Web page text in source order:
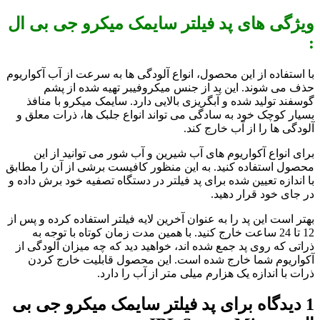
ویژگی های پد فیلتر سایمک میکرو جی بی ال
:
با استفاده از این محصول، انواع آلودگی ها به سرعت از آب آکواریوم
حذف می شوند. این پد از جنس میکروفیبر تهیه شده از پشم
گوسفند تولید شده و آبگریزی بالایی دارد. سایمک میکرو با منافذ
بسیار کوچک خود به سادگی می تواند انواع جلبک ها، ذرات معلق و
آلودگی ها را از آب خارج کند.
برای انواع آکواریوم های آب شیرین و آب شور می توانید از این
محصول استفاده کنید. به این منظور کافیست برشی از آن را مطابق
با اندازه تعیین شده برای پد فیلتر در دستگاه تصفیه خود برش داده و
در جای خود قرار دهید.
بهتر است این پد را به عنوان آخرین لایه فیلتر استفاده کرده و پس از
12 تا 24 ساعت خارج کنید. با همین مدت زمان کوتاه با توجه به
ذراتی که روی پد جمع شده اند، خواهید دید که چه میزان آلودگی از
آکواریوم شما خارج شده است. این محصول قابلیت خارج کردن
ذرات با اندازه یک هزارم میلی متر از آب را دارد.
1 دیدگاه برای
پد فیلتر سایمک میکرو جی بی